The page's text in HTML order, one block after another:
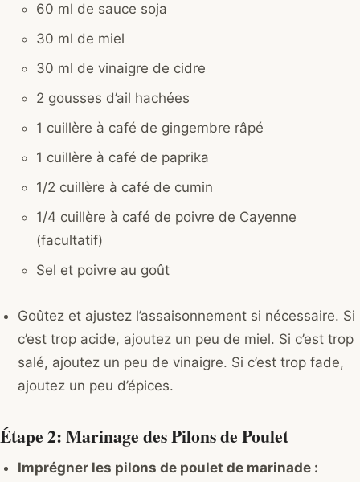
60 ml de sauce soja
30 ml de miel
30 ml de vinaigre de cidre
2 gousses d’ail hachées
1 cuillère à café de gingembre râpé
1 cuillère à café de paprika
1/2 cuillère à café de cumin
1/4 cuillère à café de poivre de Cayenne
(facultatif)
Sel et poivre au goût
Goûtez et ajustez l’assaisonnement si nécessaire. Si
c’est trop acide, ajoutez un peu de miel. Si c’est trop
salé, ajoutez un peu de vinaigre. Si c’est trop fade,
ajoutez un peu d’épices.
Étape 2: Marinage des Pilons de Poulet
Imprégner les pilons de poulet de marinade :